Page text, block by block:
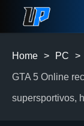
Home > PC >
GTA 5 Online
supersportivos,